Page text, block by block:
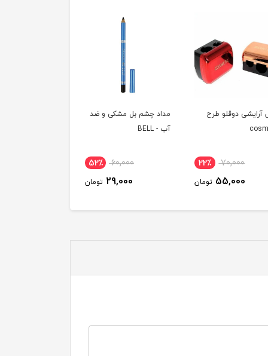
آرایشی دوقلو طرح
70,000 22٪
55,000 تومان
مداد چشم بل مشکی و ضد
آب - BELL
60,000 52٪
29,000 تومان